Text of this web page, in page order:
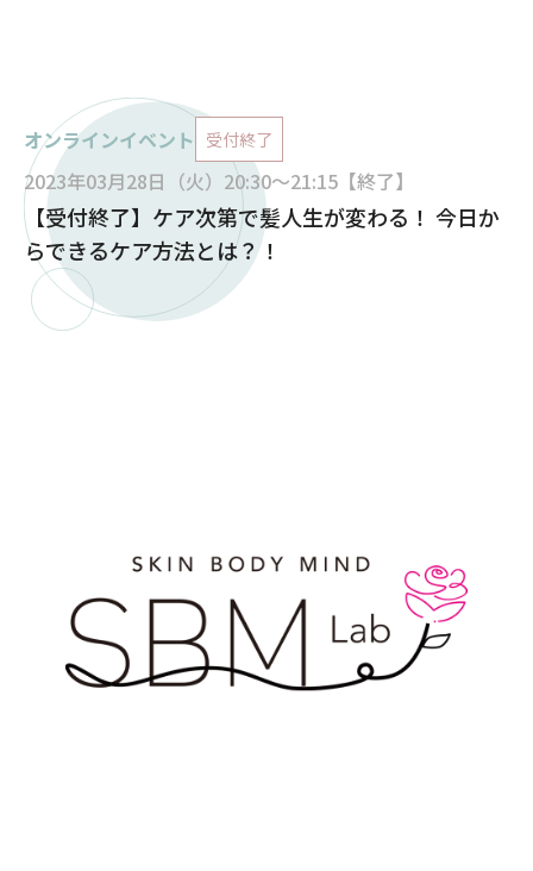
オンラインイベント 受付終了
2023年03月28日（火）20:30～21:15【終了】
【受付終了】ケア次第で髪人生が変わる！ 今日か
らできるケア方法とは？！